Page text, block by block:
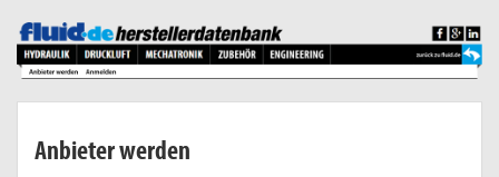
Anbieter werden